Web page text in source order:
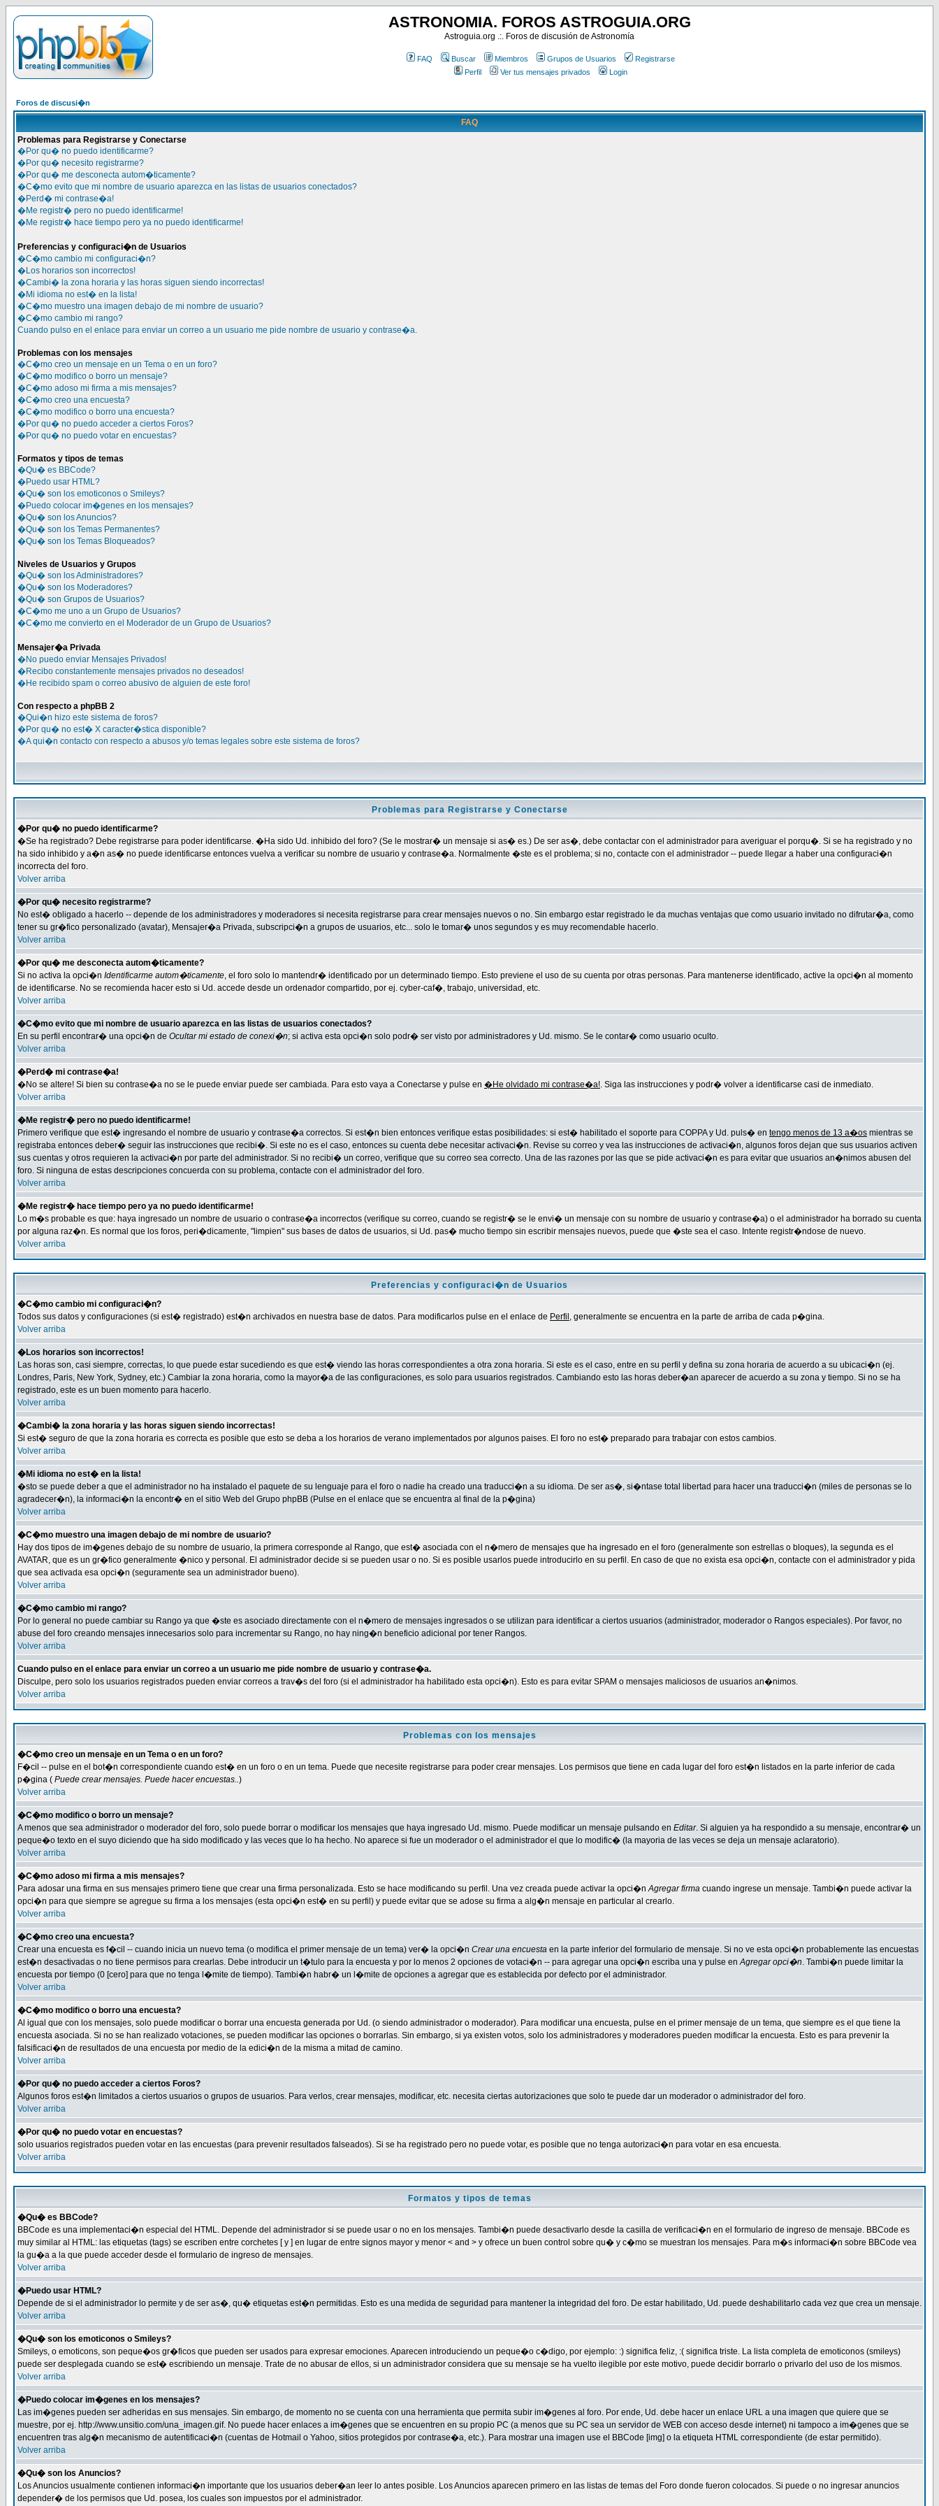
ASTRONOMIA. FOROS ASTROGUIA.ORG
Astroguia.org .:. Foros de discusión de Astronomía
FAQ Buscar Miembros Grupos de Usuarios
Registrarse
Perfil
Ver tus mensajes privados Login
Foros de discusi�n
FAQ
Problemas para Registrarse y Conectarse
�Por qu� no puedo identificarme?
�Por qu� necesito registrarme?
�Por qu� me desconecta autom�ticamente?
�C�mo evito que mi nombre de usuario aparezca en las listas de usuarios conectados?
�Perd� mi contrase�a!
�Me registr� pero no puedo identificarme!
�Me registr� hace tiempo pero ya no puedo identificarme!
Preferencias y configuraci�n de Usuarios
�C�mo cambio mi configuraci�n?
�Los horarios son incorrectos!
�Cambi� la zona horaria y las horas siguen siendo incorrectas!
�Mi idioma no est� en la lista!
�C�mo muestro una imagen debajo de mi nombre de usuario?
�C�mo cambio mi rango?
Cuando pulso en el enlace para enviar un correo a un usuario me pide nombre de usuario y contrase�a.
Problemas con los mensajes
�C�mo creo un mensaje en un Tema o en un foro?
�C�mo modifico o borro un mensaje?
�C�mo adoso mi firma a mis mensajes?
�C�mo creo una encuesta?
�C�mo modifico o borro una encuesta?
�Por qu� no puedo acceder a ciertos Foros?
�Por qu� no puedo votar en encuestas?
Formatos y tipos de temas
�Qu� es BBCode?
�Puedo usar HTML?
�Qu� son los emoticonos o Smileys?
�Puedo colocar im�genes en los mensajes?
�Qu� son los Anuncios?
�Qu� son los Temas Permanentes?
�Qu� son los Temas Bloqueados?
Niveles de Usuarios y Grupos
�Qu� son los Administradores?
�Qu� son los Moderadores?
�Qu� son Grupos de Usuarios?
�C�mo me uno a un Grupo de Usuarios?
�C�mo me convierto en el Moderador de un Grupo de Usuarios?
Mensajer�a Privada
�No puedo enviar Mensajes Privados!
�Recibo constantemente mensajes privados no deseados!
�He recibido spam o correo abusivo de alguien de este foro!
Con respecto a phpBB 2
�Qui�n hizo este sistema de foros?
�Por qu� no est� X caracter�stica disponible?
�A qui�n contacto con respecto a abusos y/o temas legales sobre este sistema de foros?
Problemas para Registrarse y Conectarse
�Por qu� no puedo identificarme?
�Se ha registrado? Debe registrarse para poder identificarse. �Ha sido Ud. inhibido del foro? (Se le mostrar� un mensaje si as� es.) De ser as�, debe contactar con el administrador para averiguar el porqu�. Si se ha registrado y no
ha sido inhibido y a�n as� no puede identificarse entonces vuelva a verificar su nombre de usuario y contrase�a. Normalmente �ste es el problema; si no, contacte con el administrador -- puede llegar a haber una configuraci�n
incorrecta del foro.
Volver arriba
�Por qu� necesito registrarme?
No est� obligado a hacerlo -- depende de los administradores y moderadores si necesita registrarse para crear mensajes nuevos o no. Sin embargo estar registrado le da muchas ventajas que como usuario invitado no difrutar�a, como
tener su gr�fico personalizado (avatar), Mensajer�a Privada, subscripci�n a grupos de usuarios, etc... solo le tomar� unos segundos y es muy recomendable hacerlo.
Volver arriba
�Por qu� me desconecta autom�ticamente?
Si no activa la opci�n Identificarme autom�ticamente, el foro solo lo mantendr� identificado por un determinado tiempo. Esto previene el uso de su cuenta por otras personas. Para mantenerse identificado, active la opci�n al momento
de identificarse. No se recomienda hacer esto si Ud. accede desde un ordenador compartido, por ej. cyber-caf�, trabajo, universidad, etc.
Volver arriba
�C�mo evito que mi nombre de usuario aparezca en las listas de usuarios conectados?
En su perfil encontrar� una opci�n de Ocultar mi estado de conexi�n; si activa esta opci�n solo podr� ser visto por administradores y Ud. mismo. Se le contar� como usuario oculto.
Volver arriba
�Perd� mi contrase�a!
�No se altere! Si bien su contrase�a no se le puede enviar puede ser cambiada. Para esto vaya a Conectarse y pulse en �He olvidado mi contrase�a!. Siga las instrucciones y podr� volver a identificarse casi de inmediato.
Volver arriba
�Me registr� pero no puedo identificarme!
Primero verifique que est� ingresando el nombre de usuario y contrase�a correctos. Si est�n bien entonces verifique estas posibilidades: si est� habilitado el soporte para COPPA y Ud. puls� en tengo menos de 13 a�os mientras se
registraba entonces deber� seguir las instrucciones que recibi�. Si este no es el caso, entonces su cuenta debe necesitar activaci�n. Revise su correo y vea las instrucciones de activaci�n, algunos foros dejan que sus usuarios activen
sus cuentas y otros requieren la activaci�n por parte del administrador. Si no recibi� un correo, verifique que su correo sea correcto. Una de las razones por las que se pide activaci�n es para evitar que usuarios an�nimos abusen del
foro. Si ninguna de estas descripciones concuerda con su problema, contacte con el administrador del foro.
Volver arriba
�Me registr� hace tiempo pero ya no puedo identificarme!
Lo m�s probable es que: haya ingresado un nombre de usuario o contrase�a incorrectos (verifique su correo, cuando se registr� se le envi� un mensaje con su nombre de usuario y contrase�a) o el administrador ha borrado su cuenta
por alguna raz�n. Es normal que los foros, peri�dicamente, "limpien" sus bases de datos de usuarios, si Ud. pas� mucho tiempo sin escribir mensajes nuevos, puede que �ste sea el caso. Intente registr�ndose de nuevo.
Volver arriba
Preferencias y configuraci�n de Usuarios
�C�mo cambio mi configuraci�n?
Todos sus datos y configuraciones (si est� registrado) est�n archivados en nuestra base de datos. Para modificarlos pulse en el enlace de Perfil , generalmente se encuentra en la parte de arriba de cada p�gina.
Volver arriba
�Los horarios son incorrectos!
Las horas son, casi siempre, correctas, lo que puede estar sucediendo es que est� viendo las horas correspondientes a otra zona horaria. Si este es el caso, entre en su perfil y defina su zona horaria de acuerdo a su ubicaci�n (ej.
Londres, Paris, New York, Sydney, etc.) Cambiar la zona horaria, como la mayor�a de las configuraciones, es solo para usuarios registrados. Cambiando esto las horas deber�an aparecer de acuerdo a su zona y tiempo. Si no se ha
registrado, este es un buen momento para hacerlo.
Volver arriba
�Cambi� la zona horaria y las horas siguen siendo incorrectas!
Si est� seguro de que la zona horaria es correcta es posible que esto se deba a los horarios de verano implementados por algunos paises. El foro no est� preparado para trabajar con estos cambios.
Volver arriba
�Mi idioma no est� en la lista!
�sto se puede deber a que el administrador no ha instalado el paquete de su lenguaje para el foro o nadie ha creado una traducci�n a su idioma. De ser as�, si�ntase total libertad para hacer una traducci�n (miles de personas se lo
agradecer�n), la informaci�n la encontr� en el sitio Web del Grupo phpBB (Pulse en el enlace que se encuentra al final de la p�gina)
Volver arriba
�C�mo muestro una imagen debajo de mi nombre de usuario?
Hay dos tipos de im�genes debajo de su nombre de usuario, la primera corresponde al Rango, que est� asociada con el n�mero de mensajes que ha ingresado en el foro (generalmente son estrellas o bloques), la segunda es el
AVATAR, que es un gr�fico generalmente �nico y personal. El administrador decide si se pueden usar o no. Si es posible usarlos puede introducirlo en su perfil. En caso de que no exista esa opci�n, contacte con el administrador y pida
que sea activada esa opci�n (seguramente sea un administrador bueno).
Volver arriba
�C�mo cambio mi rango?
Por lo general no puede cambiar su Rango ya que �ste es asociado directamente con el n�mero de mensajes ingresados o se utilizan para identificar a ciertos usuarios (administrador, moderador o Rangos especiales). Por favor, no
abuse del foro creando mensajes innecesarios solo para incrementar su Rango, no hay ning�n beneficio adicional por tener Rangos.
Volver arriba
Cuando pulso en el enlace para enviar un correo a un usuario me pide nombre de usuario y contrase�a.
Disculpe, pero solo los usuarios registrados pueden enviar correos a trav�s del foro (si el administrador ha habilitado esta opci�n). Esto es para evitar SPAM o mensajes maliciosos de usuarios an�nimos.
Volver arriba
Problemas con los mensajes
�C�mo creo un mensaje en un Tema o en un foro?
F�cil -- pulse en el bot�n correspondiente cuando est� en un foro o en un tema. Puede que necesite registrarse para poder crear mensajes. Los permisos que tiene en cada lugar del foro est�n listados en la parte inferior de cada
p�gina ( Puede crear mensajes. Puede hacer encuestas..)
Volver arriba
�C�mo modifico o borro un mensaje?
A menos que sea administrador o moderador del foro, solo puede borrar o modificar los mensajes que haya ingresado Ud. mismo. Puede modificar un mensaje pulsando en Editar. Si alguien ya ha respondido a su mensaje, encontrar� un
peque�o texto en el suyo diciendo que ha sido modificado y las veces que lo ha hecho. No aparece si fue un moderador o el administrador el que lo modific� (la mayoria de las veces se deja un mensaje aclaratorio).
Volver arriba
�C�mo adoso mi firma a mis mensajes?
Para adosar una firma en sus mensajes primero tiene que crear una firma personalizada. Esto se hace modificando su perfil. Una vez creada puede activar la opci�nAgregar firma cuando ingrese un mensaje. Tambi�n puede activar la
opci�n para que siempre se agregue su firma a los mensajes (esta opci�n est� en su perfil) y puede evitar que se adose su firma a alg�n mensaje en particular al crearlo.
Volver arriba
�C�mo creo una encuesta?
Crear una encuesta es f�cil -- cuando inicia un nuevo tema (o modifica el primer mensaje de un tema) ver� la opci�n Crear una encuesta en la parte inferior del formulario de mensaje. Si no ve esta opci�n probablemente las encuestas
est�n desactivadas o no tiene permisos para crearlas. Debe introducir un t�tulo para la encuesta y por lo menos 2 opciones de votaci�n -- para agregar una opci�n escriba una y pulse enAgregar opci�n. Tambi�n puede limitar la
encuesta por tiempo (0 [cero] para que no tenga l�mite de tiempo). Tambi�n habr� un l�mite de opciones a agregar que es establecida por defecto por el administrador.
Volver arriba
�C�mo modifico o borro una encuesta?
Al igual que con los mensajes, solo puede modificar o borrar una encuesta generada por Ud. (o siendo administrador o moderador). Para modificar una encuesta, pulse en el primer mensaje de un tema, que siempre es el que tiene la
encuesta asociada. Si no se han realizado votaciones, se pueden modificar las opciones o borrarlas. Sin embargo, si ya existen votos, solo los administradores y moderadores pueden modificar la encuesta. Esto es para prevenir la
falsificaci�n de resultados de una encuesta por medio de la edici�n de la misma a mitad de camino.
Volver arriba
�Por qu� no puedo acceder a ciertos Foros?
Algunos foros est�n limitados a ciertos usuarios o grupos de usuarios. Para verlos, crear mensajes, modificar, etc. necesita ciertas autorizaciones que solo te puede dar un moderador o administrador del foro.
Volver arriba
�Por qu� no puedo votar en encuestas?
solo usuarios registrados pueden votar en las encuestas (para prevenir resultados falseados). Si se ha registrado pero no puede votar, es posible que no tenga autorizaci�n para votar en esa encuesta.
Volver arriba
Formatos y tipos de temas
�Qu� es BBCode?
BBCode es una implementaci�n especial del HTML. Depende del administrador si se puede usar o no en los mensajes. Tambi�n puede desactivarlo desde la casilla de verificaci�n en el formulario de ingreso de mensaje. BBCode es
muy similar al HTML: las etiquetas (tags) se escriben entre corchetes [ y ] en lugar de entre signos mayor y menor < and > y ofrece un buen control sobre qu� y c�mo se muestran los mensajes. Para m�s informaci�n sobre BBCode vea
la gu�a a la que puede acceder desde el formulario de ingreso de mensajes.
Volver arriba
�Puedo usar HTML?
Depende de si el administrador lo permite y de ser as�, qu� etiquetas est�n permitidas. Esto es una medida de seguridad para mantener la integridad del foro. De estar habilitado, Ud. puede deshabilitarlo cada vez que crea un mensaje.
Volver arriba
�Qu� son los emoticonos o Smileys?
Smileys, o emoticons, son peque�os gr�ficos que pueden ser usados para expresar emociones. Aparecen introduciendo un peque�o c�digo, por ejemplo: :) significa feliz, :( significa triste. La lista completa de emoticonos (smileys)
puede ser desplegada cuando se est� escribiendo un mensaje. Trate de no abusar de ellos, si un administrador considera que su mensaje se ha vuelto ilegible por este motivo, puede decidir borrarlo o privarlo del uso de los mismos.
Volver arriba
�Puedo colocar im�genes en los mensajes?
Las im�genes pueden ser adheridas en sus mensajes. Sin embargo, de momento no se cuenta con una herramienta que permita subir im�genes al foro. Por ende, Ud. debe hacer un enlace URL a una imagen que quiere que se
muestre, por ej. http://www.unsitio.com/una_imagen.gif. No puede hacer enlaces a im�genes que se encuentren en su propio PC (a menos que su PC sea un servidor de WEB con acceso desde internet) ni tampoco a im�genes que se
encuentren tras alg�n mecanismo de autentificaci�n (cuentas de Hotmail o Yahoo, sitios protegidos por contrase�a, etc.). Para mostrar una imagen use el BBCode [img] o la etiqueta HTML correspondiente (de estar permitido).
Volver arriba
�Qu� son los Anuncios?
Los Anuncios usualmente contienen informaci�n importante que los usuarios deber�an leer lo antes posible. Los Anuncios aparecen primero en las listas de temas del Foro donde fueron colocados. Si puede o no ingresar anuncios
depender� de los permisos que Ud. posea, los cuales son impuestos por el administrador.